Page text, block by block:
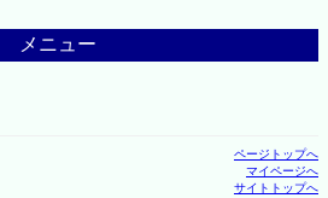
メニュー
ページトップへ
マイページへ
サイトトップへ